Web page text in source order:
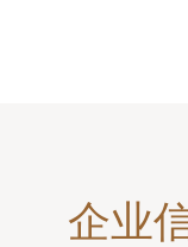
企业